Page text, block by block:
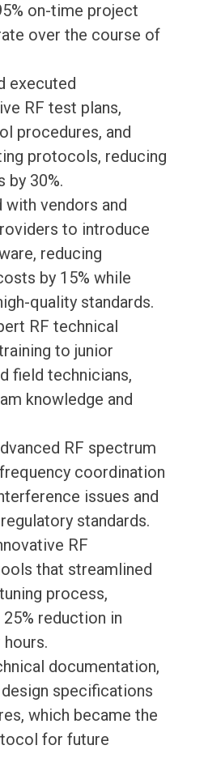
on-time project
over the course of
executed
RF test plans,
procedures, and
protocols, reducing
by 30%.
with vendors and
to introduce
reducing
by 15% while
quality standards.
RF technical
to junior
field technicians,
knowledge and
RF spectrum
coordination
issues and
standards.
RF
that streamlined
process,
reduction in
hours.
documentation,
specifications
which became the
for future